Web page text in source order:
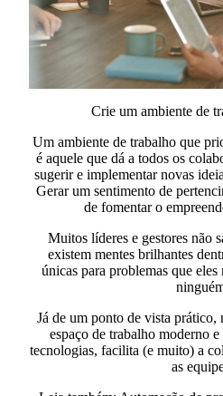
Crie um ambiente de
Um ambiente de trabalho que
é aquele que dá a todos os
sugerir e implementar novas
Gerar um sentimento de
de fomentar o
Muitos líderes e gestores não
existem mentes brilhantes
únicas para problemas que
Já de um ponto de vista prático,
espaço de trabalho moderno
tecnologias, facilita (e muito) a
as